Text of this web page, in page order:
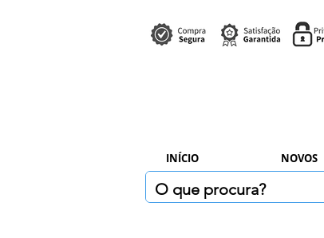
INÍCIO NOVOS